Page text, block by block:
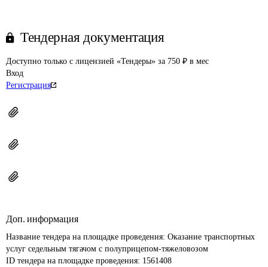
Тендерная документация
Доступно только с лицензией «Тендеры» за 750 ₽ в мес
Вход
Регистрация
Доп. информация
Название тендера на площадке проведения: Оказание транспортных
услуг седельным тягачом с полуприцепом-тяжеловозом
ID тендера на площадке проведения: 1561408